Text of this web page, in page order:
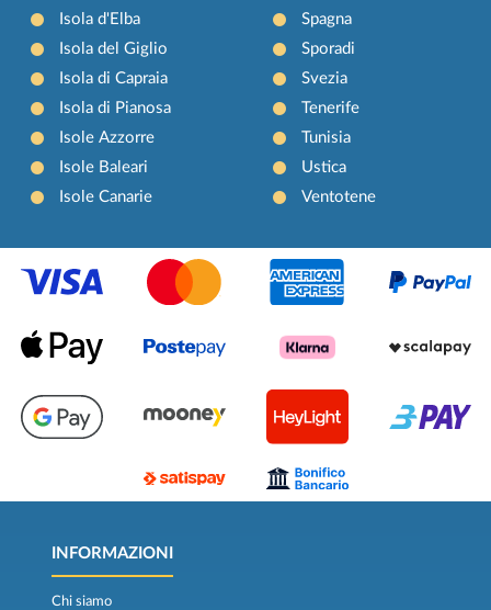
Isola d'Elba
Isola del Giglio
Isola di Capraia
Isola di Pianosa
Isole Azzorre
Isole Baleari
Isole Canarie
Spagna
Sporadi
Svezia
Tenerife
Tunisia
Ustica
Ventotene
INFORMAZIONI
Chi siamo